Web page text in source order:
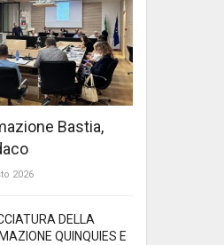
Bastia,
2026
DELLA
QUINQUIES E